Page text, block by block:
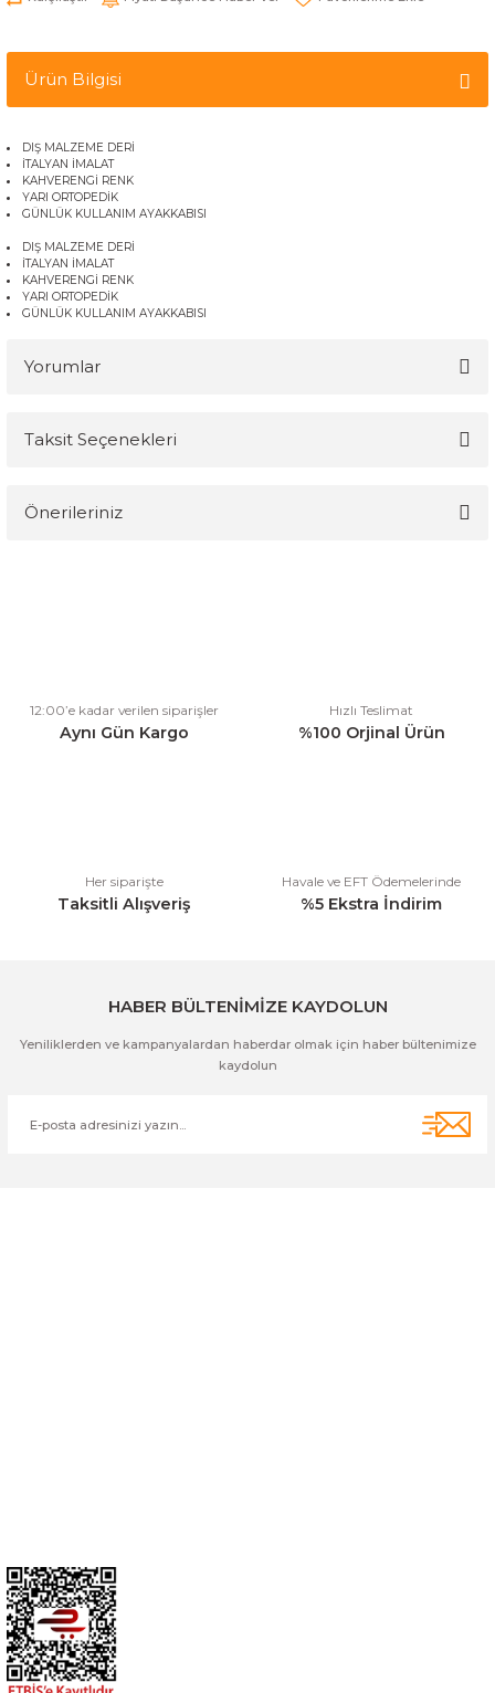
Ürün Bilgisi
DIŞ MALZEME DERİ
İTALYAN İMALAT
KAHVERENGİ RENK
YARI ORTOPEDİK
GÜNLÜK KULLANIM AYAKKABISI
DIŞ MALZEME DERİ
İTALYAN İMALAT
KAHVERENGİ RENK
YARI ORTOPEDİK
GÜNLÜK KULLANIM AYAKKABISI
Yorumlar
Taksit Seçenekleri
Önerileriniz
Ürün açıklamasında eksik bilgiler bulunuyor.
Ürün bilgilerinde hatalar bulunuyor.
12:00’e kadar verilen siparişler
Aynı Gün Kargo
Hızlı Teslimat
%100 Orjinal Ürün
Her siparişte
Taksitli Alışveriş
Havale ve EFT Ödemelerinde
%5 Ekstra İndirim
HABER BÜLTENİMİZE KAYDOLUN
Yeniliklerden ve kampanyalardan haberdar olmak için haber bültenimize
kaydolun